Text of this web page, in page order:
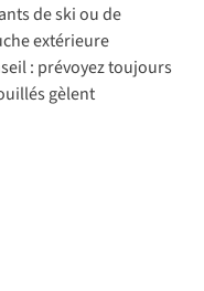
de ski ou de
extérieure
: prévoyez toujours
gèlent